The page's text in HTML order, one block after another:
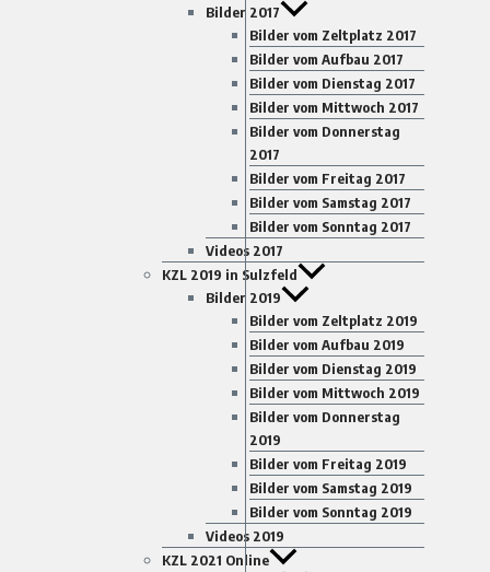
Bilder 2017
Bilder vom Zeltplatz 2017
Bilder vom Aufbau 2017
Bilder vom Dienstag 2017
Bilder vom Mittwoch 2017
Bilder vom Donnerstag
2017
Bilder vom Freitag 2017
Bilder vom Samstag 2017
Bilder vom Sonntag 2017
Videos 2017
KZL 2019 in Sulzfeld
Bilder 2019
Bilder vom Zeltplatz 2019
Bilder vom Aufbau 2019
Bilder vom Dienstag 2019
Bilder vom Mittwoch 2019
Bilder vom Donnerstag
2019
Bilder vom Freitag 2019
Bilder vom Samstag 2019
Bilder vom Sonntag 2019
Videos 2019
KZL 2021 Online